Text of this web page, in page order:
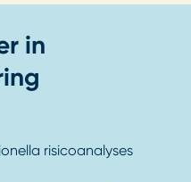
in
risicoanalyses